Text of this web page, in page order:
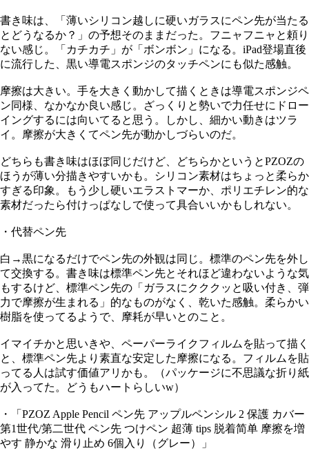
書き味は、「薄いシリコン越しに硬いガラスにペン先が当たる
とどうなるか？」の予想そのままだった。フニャフニャと頼り
ない感じ。「カチカチ」が「ボンボン」になる。iPad登場直後
に流行した、黒い導電スポンジのタッチペンにも似た感触。
摩擦は大きい。手を大きく動かして描くときは導電スポンジペ
ン同様、なかなか良い感じ。ざっくりと勢いで力任せにドロー
イングするには向いてると思う。しかし、細かい動きはツラ
イ。摩擦が大きくてペン先が動かしづらいのだ。
どちらも書き味はほぼ同じだけど、どちらかというとPZOZの
ほうが薄い分描きやすいかも。シリコン素材はちょっと柔らか
すぎる印象。もう少し硬いエラストマーか、ポリエチレン的な
素材だったら付けっぱなしで使って具合いいかもしれない。
・代替ペン先
白→黒になるだけでペン先の外観は同じ。標準のペン先を外し
て交換する。書き味は標準ペン先とそれほど違わないような気
もするけど、標準ペン先の「ガラスにクククッと吸い付き、弾
力で摩擦が生まれる」的なものがなく、乾いた感触。柔らかい
樹脂を使ってるようで、摩耗が早いとのこと。
イマイチかと思いきや、ペーパーライクフィルムを貼って描く
と、標準ペン先より素直な安定した摩擦になる。フィルムを貼
ってる人は試す価値アリかも。（パッケージに不思議な折り紙
が入ってた。どうもハートらしいw）
・「PZOZ Apple Pencil ペン先 アップルペンシル 2 保護 カバー
第1世代/第二世代 ペン先 つけペン 超薄 tips 脱着简单 摩擦を増
やす 静かな 滑り止め 6個入り（グレー）」